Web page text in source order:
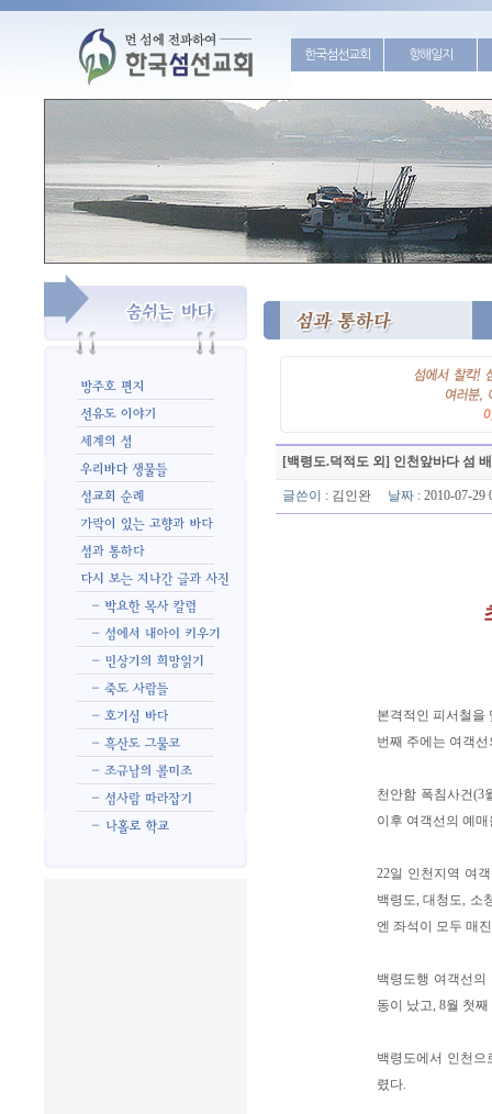
한국섬선교회 항해일지
[백령도.덕적도 외] 인천앞바다 섬
글쓴이 : 김인완 날짜: 2010-07-
본격적인 피서철을
번째 주에는 여객
천안함 폭침사건(3
이후 여객선의 예
22일 인천지역 여
백령도, 대청도, 소
엔 좌석이 모두 매
백령도행 여객선
동이 났고, 8월 첫
백령도에서 인천
렸다.